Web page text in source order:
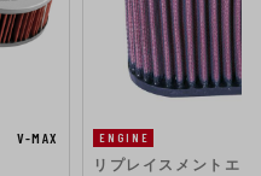
V-MAX
ENGINE
リプレイスメントエ